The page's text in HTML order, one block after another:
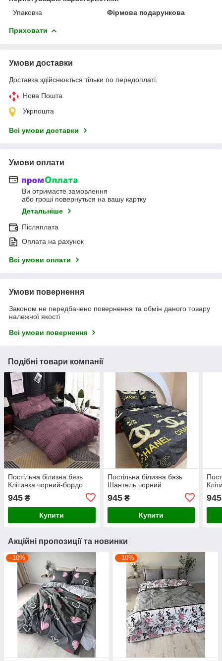
Упаковка
Фірмова подарункова
Приховати
Умови доставки
Доставка здійснюється тільки по передоплаті.
Нова Пошта
Укрпошта
Всі умови доставки
Умови оплати
Ви отримаєте замовлення
або гроші повернуться на вашу картку
Детальніше
Післяплата
Оплата на рахунок
Всі умови оплати
Умови повернення
Законом не передбачено повернення та обмін даного товару
належної якості
Всі умови повернення
Подібні товари компанії
Постільна білизна бязь
Клітинка чорний-бордо
945 ₴
Купити
Постільна білизна бязь
Шантель чорний
945₴
Купити
945
Акційні пропозиції та новинки
–10% –10%